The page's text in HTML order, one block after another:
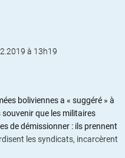
à 13h19
boliviennes a « suggéré » à
souvenir que les militaires
de démissionner : ils prennent
les syndicats, incarcèrent